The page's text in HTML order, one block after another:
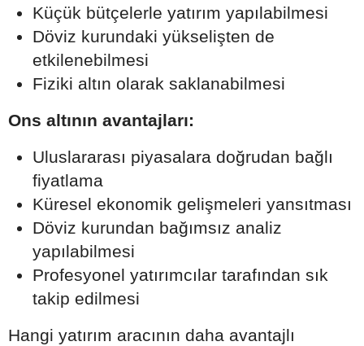
Küçük bütçelerle yatırım yapılabilmesi
Döviz kurundaki yükselişten de
etkilenebilmesi
Fiziki altın olarak saklanabilmesi
Ons altının avantajları:
Uluslararası piyasalara doğrudan bağlı
fiyatlama
Küresel ekonomik gelişmeleri yansıtması
Döviz kurundan bağımsız analiz
yapılabilmesi
Profesyonel yatırımcılar tarafından sık
takip edilmesi
Hangi yatırım aracının daha avantajlı